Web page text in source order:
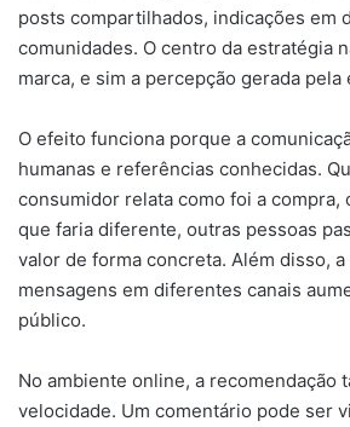
posts compartilhados, indicações em
comunidades. O centro da estratégia
marca, e sim a percepção gerada pela
O efeito funciona porque a
humanas e referências conhecidas.
consumidor relata como foi a compra,
que faria diferente, outras pessoas
valor de forma concreta. Além disso,
mensagens em diferentes canais
público.
No ambiente online, a recomendação
velocidade. Um comentário pode ser